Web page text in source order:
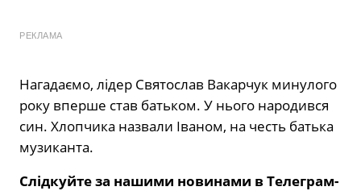
РЕКЛАМА
Нагадаємо, лідер Святослав Вакарчук минулого
року вперше став батьком. У нього народився
син. Хлопчика назвали Іваном, на честь батька
музиканта.
Слідкуйте за нашими новинами в Телеграм-